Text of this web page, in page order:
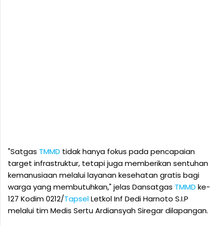
"Satgas TMMD tidak hanya fokus pada pencapaian
target infrastruktur, tetapi juga memberikan sentuhan
kemanusiaan melalui layanan kesehatan gratis bagi
warga yang membutuhkan," jelas Dansatgas TMMD ke-
127 Kodim 0212/TapselLetkol Inf Dedi Harnoto S.I.P
melalui tim Medis Sertu Ardiansyah Siregar dilapangan.